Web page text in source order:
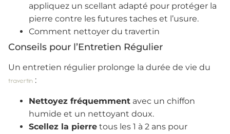
appliquez un scellant adapté pour protéger la
pierre contre les futures taches et l’usure.
Comment nettoyer du travertin
Conseils pour l’Entretien Régulier
Un entretien régulier prolonge la durée de vie du
travertin :
Nettoyez fréquemment avec un chiffon
humide et un nettoyant doux.
Scellez la pierre tous les 1 à 2 ans pour